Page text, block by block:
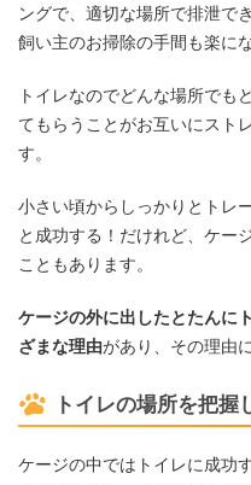
ングで、適切な場所で排泄で
飼い主のお掃除の手間も楽に
トイレなのでどんな場所でも
てもらうことがお互いにスト
す。
小さい頃からしっかりとトレ
と成功する！だけれど、ケー
こともあります。
ケージの外に出したとたんに
ざまな理由があり、その理由
トイレの場所を把握
ケージの中ではトイレに成功